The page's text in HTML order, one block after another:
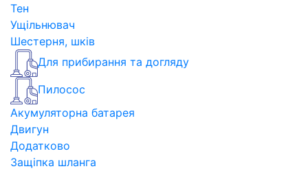
Тен
Ущільнювач
Шестерня, шків
Для прибирання та догляду
Пилосос
Акумуляторна батарея
Двигун
Додатково
Защіпка шланга